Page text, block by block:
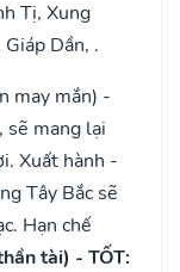
Tị, Xung
Dần, .
may mắn) -
sẽ mang lại
Xuất hành -
Tây Bắc sẽ
Hạn chế
tài) - TỐT: